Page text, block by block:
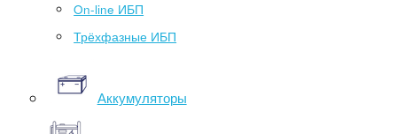
On-line ИБП
Трёхфазные ИБП
Аккумуляторы